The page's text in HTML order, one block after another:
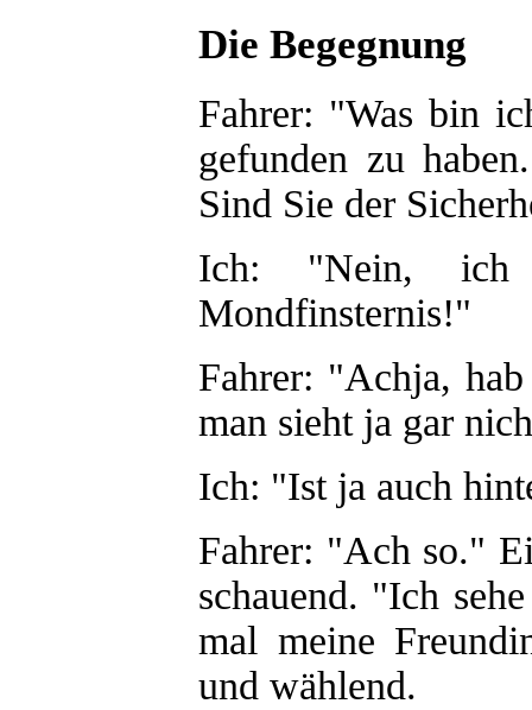
Die Begegnung
Fahrer: "Was bin
gefunden zu
Sind Sie der
Ich: "Nein, ich
Mondfinsternis!"
Fahrer: "Achja,
man sieht ja gar
Ich: "Ist ja auch
Fahrer: "Ach so."
schauend. "Ich
mal meine
und wählend.